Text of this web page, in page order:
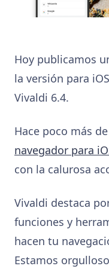
Hoy publicamos
la versión para
Vivaldi 6.4.
Hace poco más
navegador para
con la calurosa
Vivaldi destaca
funciones y
hacen tu
Estamos